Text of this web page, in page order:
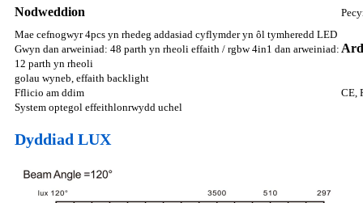
Nodweddion
Mae cefnogwyr 4pcs yn rhedeg addasiad cyflymder yn ôl tymheredd LED
Gwyn dan arweiniad: 48 parth yn rheoli effaith / rgbw 4in1 dan arweiniad:
12 parth yn rheoli
golau wyneb, effaith backlight
Fflicio am ddim
System optegol effeithlonrwydd uchel
CE,
Dyddiad LUX